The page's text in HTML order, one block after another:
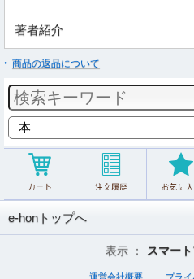
著者紹介
商品の返品について
e-honトップへ
表示 ： スマー
運営会社概要 プラ